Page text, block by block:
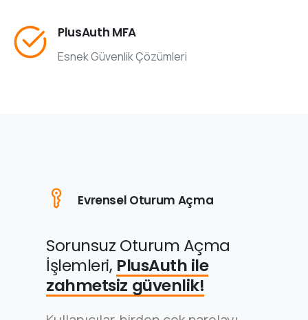
PlusAuth MFA
Esnek Güvenlik Çözümleri
Evrensel Oturum Açma
Sorunsuz Oturum Açma
İşlemleri, PlusAuth ile
zahmetsiz güvenlik!